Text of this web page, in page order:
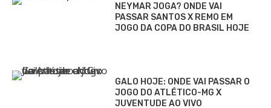
NEYMAR JOGA? ONDE VAI
PASSAR SANTOS X REMO EM
JOGO DA COPA DO BRASIL HOJE
GALO HOJE: ONDE VAI PASSAR O
JOGO DO ATLÉTICO-MG X
JUVENTUDE AO VIVO